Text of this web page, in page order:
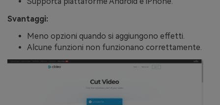
Svantaggi:
Meno opzioni quando si aggiungono effetti.
Alcune funzioni non funzionano correttamente.